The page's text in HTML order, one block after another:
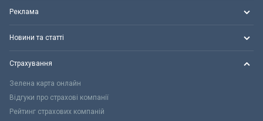
Реклама
Новини та статті
Страхування
Зелена карта онлайн
Відгуки про страхові компанії
Рейтинг страхових компаній